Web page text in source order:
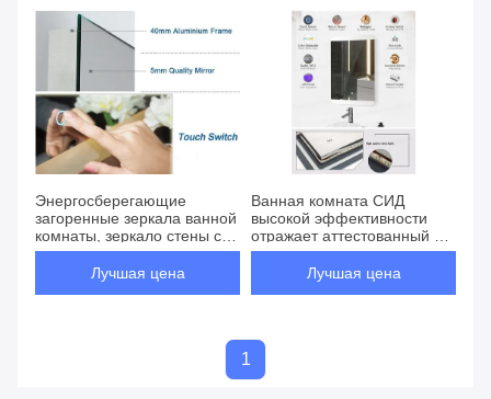
Энергосберегающие
загоренные зеркала ванной
комнаты, зеркало стены с
светами приведенными
Лучшая цена
Ванная комната СИД
высокой эффективности
отражает аттестованный КЭ
переключателя экрана
касанияЛучшая цена
1